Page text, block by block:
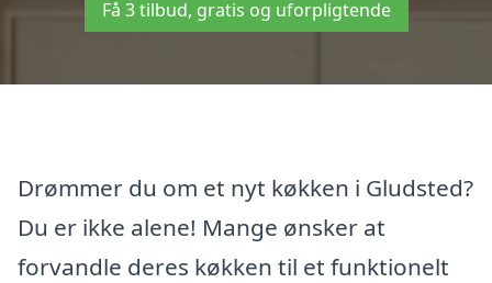
Få 3 tilbud, gratis og uforpligtende
Drømmer du om et nyt køkken i Gludsted?
Du er ikke alene! Mange ønsker at
forvandle deres køkken til et funktionelt